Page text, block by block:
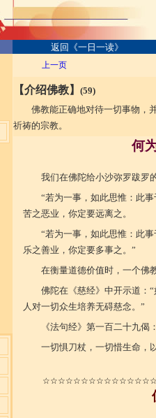
返回《一日一读》
上一页
【介绍佛教】 (59)
佛教能正确地对待一切事物，
祈祷的宗教。
何
我们在佛陀给小沙弥罗跋罗
“若为一事，如此思惟：此
苦之恶业，你定要远离之。
“若为一事，如此思惟：此
乐之善业，你定要多事之。”
在衡量道德价值时，一个佛
佛陀在《慈经》中开示道：
人对一切众生培养无碍慈念。”
《法句经》第一百二十九偈
一切惧刀杖，一切惜生命，